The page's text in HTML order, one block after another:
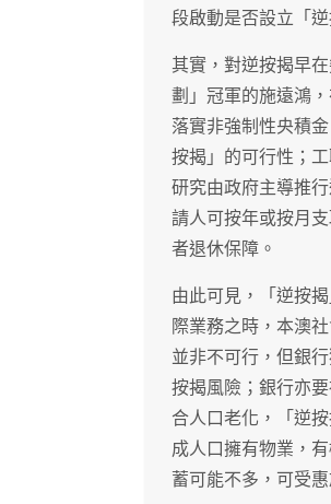
段啟動是否設立「
其實，對逆按揭早
劃」冠軍的施遠鴻
落實非強制性央積
按揭」的可行性；
研究由政府主導推
請人可按年或按月
者退休保障。
由此可見，「逆按
際業務之時，本澳
並非不可行，但銀
按揭風險；銀行亦
合人口老化，「逆
成人口擁有物業，
蓄可能不多，可受惠